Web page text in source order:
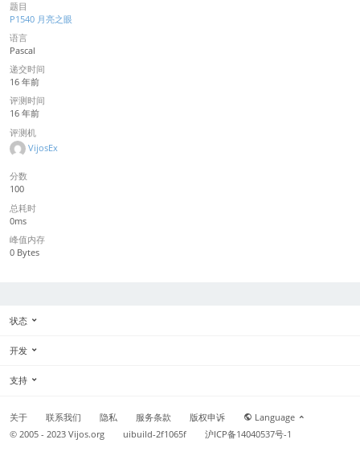
题目
P1540 月亮之眼
语言
Pascal
递交时间
16 年前
评测时间
16 年前
评测机
VijosEx
分数
100
总耗时
0ms
峰值内存
0 Bytes
状态
开发
支持
关于 联系我们 隐私 服务条款 版权申诉
Language
© 2005 - 2023Vijos.org uibuild-2f1065f 沪ICP备14040537号-1